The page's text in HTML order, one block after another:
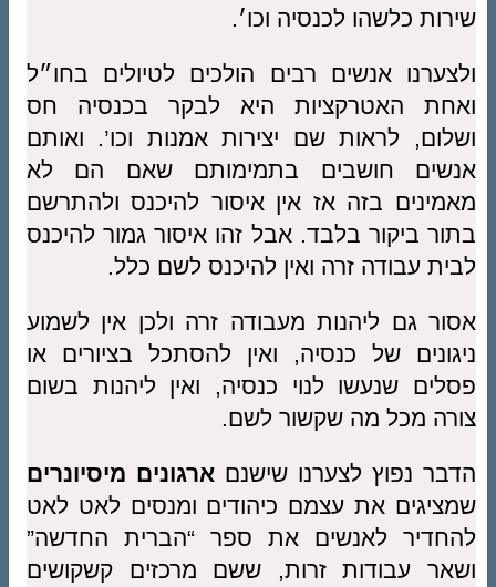
שירות כלשהו לכנסיה וכו׳.
ולצערנו אנשים רבים הולכים לטיולים בחו״ל
ואחת האטרקציות היא לבקר בכנסיה חס
ושלום, לראות שם יצירות אמנות וכו’. ואותם
אנשים חושבים בתמימותם שאם הם לא
מאמינים בזה אז אין איסור להיכנס ולהתרשם
בתור ביקור בלבד. אבל זהו איסור גמור להיכנס
לבית עבודה זרה ואין להיכנס לשם כלל.
אסור גם ליהנות מעבודה זרה ולכן אין לשמוע
ניגונים של כנסיה, ואין להסתכל בציורים או
פסלים שנעשו לנוי כנסיה, ואין ליהנות בשום
צורה מכל מה שקשור לשם.
הדבר נפוץ לצערנו שישנםארגונים מיסיונרים
שמציגים את עצמם כיהודים ומנסים לאט לאט
להחדיר לאנשים את ספר “הברית החדשה”
ושאר עבודות זרות, ששם מרכזים קשקושים